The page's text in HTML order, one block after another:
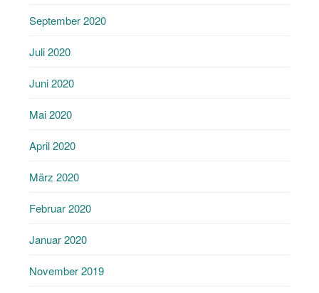
September 2020
Juli 2020
Juni 2020
Mai 2020
April 2020
März 2020
Februar 2020
Januar 2020
November 2019